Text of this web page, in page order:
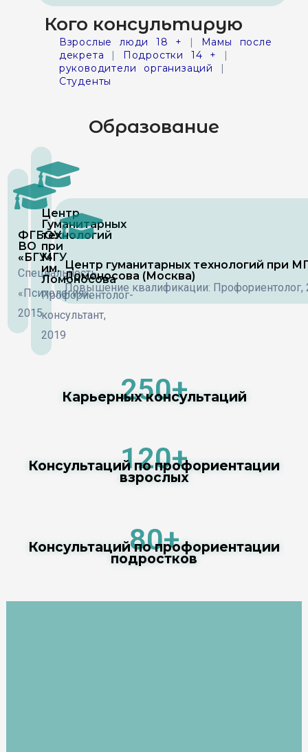
Кого консультирую
Взрослые люди 18 + |
Мамы после
декрета | Подростки 14 +
|
руководители организаций
|
Студенты
Образование
ФГБОУ
ВО
«БГУ»
Специальность
«Психология»,
2015
Центр
Гуманитарных
технологий
при
МГУ
им.
Ломоносова
Профориентолог-
консультант,
2019
Центр гуманитарных технологий при
Ломоносова (Москва)
Повышение квалификации: Профориентолог,
250+
Карьерных консультаций
120+
Консультаций по профориентации
взрослых
80+
Консультаций по профориентации
подростков